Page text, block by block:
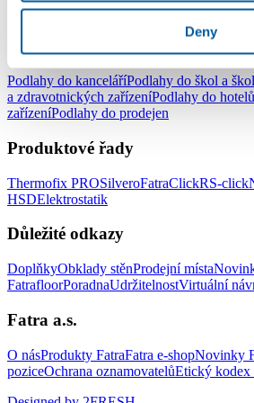
Deny
pracovnyPodlahy do dětského pokoje
Podlahy do kanceláříPodlahy do škol a
a zdravotnických zařízeníPodlahy do
zařízeníPodlahy do prodejen
Produktové řady
Thermofix PROSilveroFatraClickRS-click
HSDElektrostatik
Důležité odkazy
DoplňkyObklady stěnProdejní místa
FatrafloorPoradnaUdržitelnostVirtuální
Fatra a.s.
O násProdukty FatraFatra e-shopNovinky
poziceOchrana oznamovatelůEtický kodex